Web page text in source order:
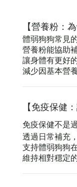
【營養粉：
體弱狗狗常見
營養粉能協助
讓身體有更好
減少因基本營
【免疫保健：
免疫保健不是
透過日常補充，
支持體弱狗狗
維持相對穩定